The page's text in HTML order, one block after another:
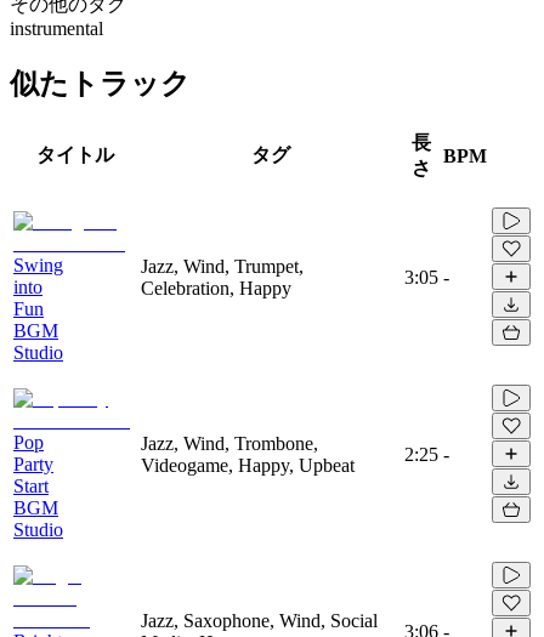
instrumental
似たトラック
タイトル タグ
長
さ
BPM
Swing
into
Fun
BGM
Studio
Jazz, Wind, Trumpet,
Celebration, Happy
3:05 -
Pop
Party
Start
BGM
Studio
Jazz, Wind, Trombone,
Videogame, Happy, Upbeat
2:25 -
Jazz, Saxophone, Wind, Social
3:06 -